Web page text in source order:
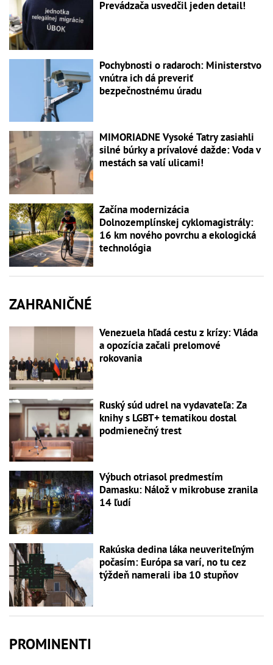
Prevádzača usvedčil jeden detail!
Pochybnosti o radaroch: Ministerstvo
vnútra ich dá preveriť
bezpečnostnému úradu
MIMORIADNE Vysoké Tatry zasiahli
silné búrky a prívalové dažde: Voda v
mestách sa valí ulicami!
Začína modernizácia
Dolnozemplínskej cyklomagistrály:
16 km nového povrchu a ekologická
technológia
ZAHRANIČNÉ
Venezuela hľadá cestu z krízy: Vláda
a opozícia začali prelomové
rokovania
Ruský súd udrel na vydavateľa: Za
knihy s LGBT+ tematikou dostal
podmienečný trest
Výbuch otriasol predmestím
Damasku: Nálož v mikrobuse zranila
14 ľudí
Rakúska dedina láka neuveriteľným
počasím: Európa sa varí, no tu cez
týždeň namerali iba 10 stupňov
PROMINENTI